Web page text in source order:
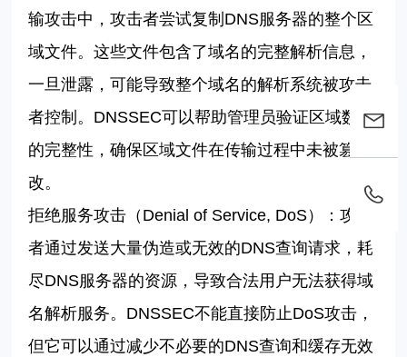
输攻击中，攻击者尝试复制 DNS服务器的整个区
域文件。这些文件包含了域名的完整解析信息，
一旦泄露，可能导致整个域名的解析系统被攻击
者控制。 DNSSEC可以帮助管理员验证区域数据
的完整性，确保区域文件在传输过程中未被篡
改。
拒绝服务攻击（ Denial of Service, DoS）：攻击
者通过发送大量伪造或无效的DNS查询请求，耗
尽DNS服务器的资源，导致合法用户无法获得域
名解析服务。 DNSSEC不能直接防止DoS攻击，
但它可以通过减少不必要的DNS查询和缓存无效